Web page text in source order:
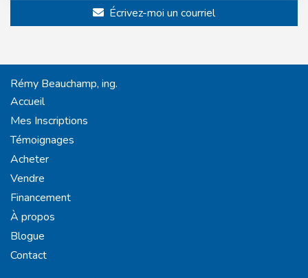
Écrivez-moi un courriel
Rémy Beauchamp, ing.
Accueil
Mes Inscriptions
Témoignages
Acheter
Vendre
Financement
À propos
Blogue
Contact